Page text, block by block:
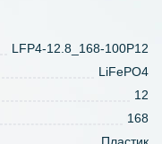
LFP4-12.8_168-100P12
LiFePO4
12
168